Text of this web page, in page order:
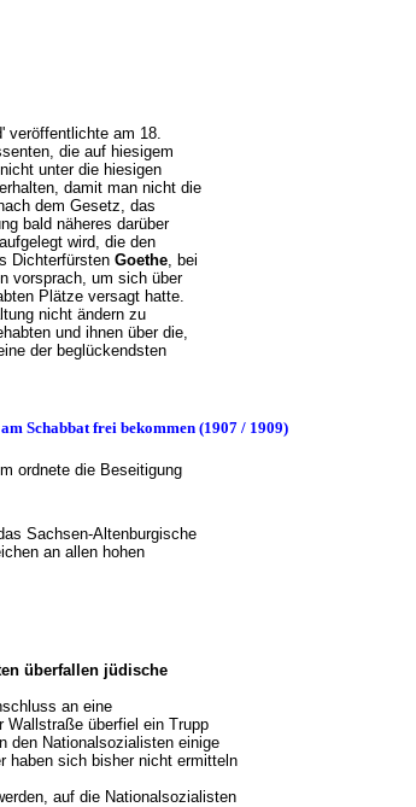
veröffentlichte am 18.
die auf hiesigem
unter die hiesigen
damit man nicht die
dem Gesetz, das
bald näheres darüber
wird, die den
Dichterfürsten Goethe, bei
vorsprach, um sich über
Plätze versagt hatte.
nicht ändern zu
und ihnen über die,
der beglückendsten
Schabbat frei bekommen (1907 / 1909)
ordnete die Beseitigung
Sachsen-Altenburgische
an allen hohen
überfallen jüdische
an eine
Wallstraße überfiel ein Trupp
den Nationalsozialisten einige
haben sich bisher nicht ermitteln
auf die Nationalsozialisten